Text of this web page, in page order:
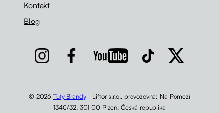
Kontakt
Blog
© 2026 Tuty Brandy- Liftor s.r.o., provozovna: Na Pomezí
1340/32, 301 00 Plzeň, Česká republika